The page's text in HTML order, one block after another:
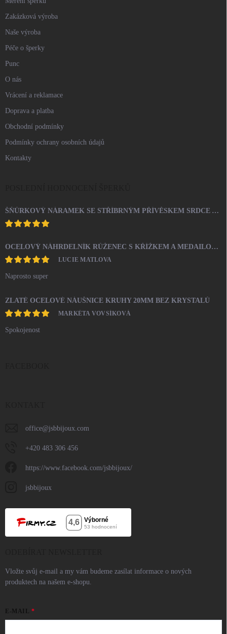
Zakázková výroba
Naše výroba
Péče o šperky
Punc
O nás
Vrácení a reklamace
Doprava a platba
Obchodní podmínky
Podmínky ochrany osobních údajů
Kontakty
ŠŇŮRKOVÝ NÁRAMEK SE STŘÍBRNÝM PŘÍVĚSKEM SRDCE A KRYSTALY SWAROVSKI CRYSTAL (STŘÍBRO 925/1000)
OCELOVÝ NÁHRDELNÍK RŮŽENEC S KŘÍŽKEM A MEDAILONEM
LUCIE MATLOVA
Naprosto super
ZLATÉ OCELOVÉ NÁUŠNICE KRUHY 20MM BEZ KRYSTALŮ
MARKÉTA VOVSÍKOVÁ
Spokojenost
office@jsbbijoux.com
+420 483 306 456
https://www.facebook.com/jsbbijoux/
jsbbijoux
Vložte svůj e-mail a my vám budeme zasílat informace o nových
produktech na našem e-shopu.
E-MAIL